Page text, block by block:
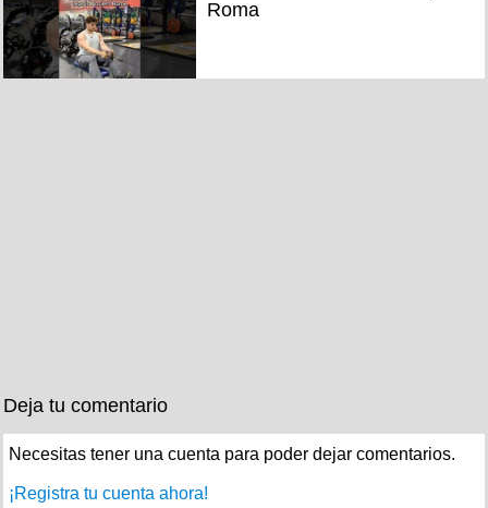
Roma
Deja tu comentario
Necesitas tener una cuenta para poder dejar comentarios.
¡Registra tu cuenta ahora!